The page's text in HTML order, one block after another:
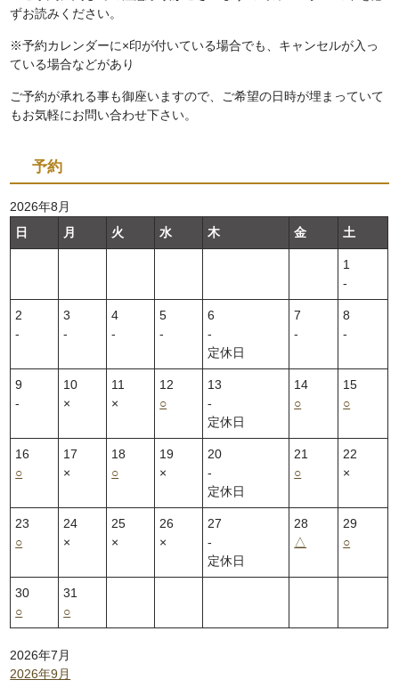
ずお読みください。
※予約カレンダーに×印が付いている場合でも、キャンセルが入っ
ている場合などがあり
ご予約が承れる事も御座いますので、ご希望の日時が埋まっていて
もお気軽にお問い合わせ下さい。
予約
2026年8月
日
月 火 水 木 金 土
1
‐
2
‐
3
‐
4
‐
5
‐
6
‐
定休日
7
‐
8
‐
9
‐
10
×
11
×
12
○
13
‐
定休日
14
○
15
○
16
○
17
×
18
○
19
×
20
‐
定休日
21
○
22
×
23
○
24
×
25
×
26
×
27
‐
定休日
28
△
29
○
30
○
31
○
2026年7月
2026年9月